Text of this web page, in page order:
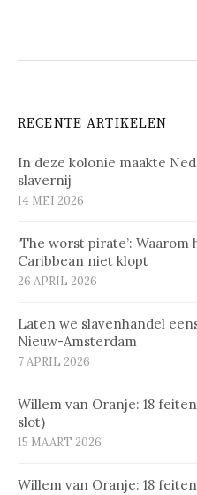
RECENTE ARTIKELEN
In deze kolonie maakte
slavernij
14 MEI 2026
‘The worst pirate’:
Caribbean niet klopt
26 APRIL 2026
Laten we slavenhandel
Nieuw-Amsterdam
7 APRIL 2026
Willem van Oranje: 18
slot)
15 MAART 2026
Willem van Oranje: 18